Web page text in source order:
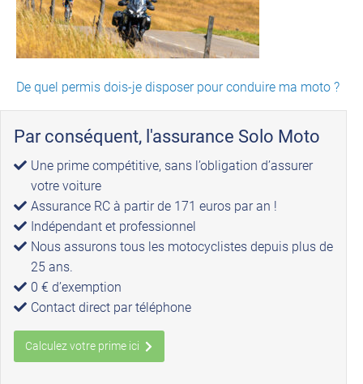
De quel permis dois-je disposer pour conduire ma moto ?
Par conséquent, l'assurance Solo Moto
Une prime compétitive, sans l’obligation d’assurer
votre voiture
Assurance RC à partir de 171 euros par an !
Indépendant et professionnel
Nous assurons tous les motocyclistes depuis plus de
25 ans.
0 € d’exemption
Contact direct par téléphone
Calculez votre prime ici